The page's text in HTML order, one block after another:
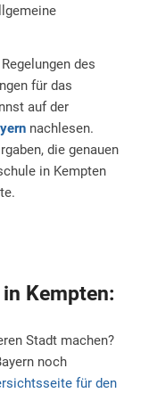
des
für das
auf der
nachlesen.
die genauen
in Kempten
Kempten:
Stadt machen?
noch
für den